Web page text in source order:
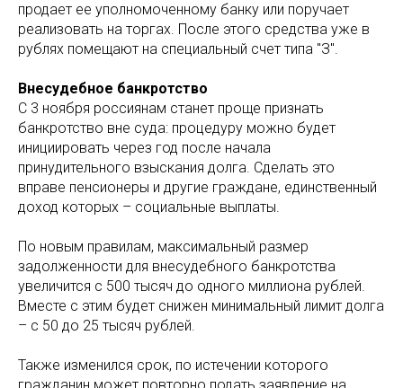
продает ее уполномоченному банку или поручает
реализовать на торгах. После этого средства уже в
рублях помещают на специальный счет типа "З".
Внесудебное банкротство
С 3 ноября россиянам станет проще признать
банкротство вне суда: процедуру можно будет
инициировать через год после начала
принудительного взыскания долга. Сделать это
вправе пенсионеры и другие граждане, единственный
доход которых – социальные выплаты.
По новым правилам, максимальный размер
задолженности для внесудебного банкротства
увеличится с 500 тысяч до одного миллиона рублей.
Вместе с этим будет снижен минимальный лимит долга
– с 50 до 25 тысяч рублей.
Также изменился срок, по истечении которого